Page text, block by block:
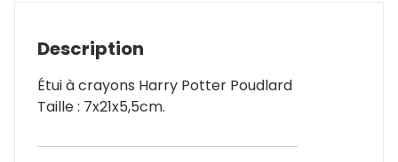
Description
Étui à crayons Harry Potter Poudlard
Taille : 7x21x5,5cm.